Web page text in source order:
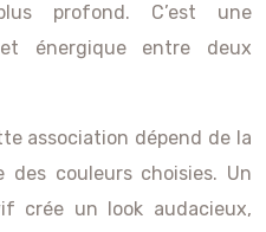
profond. C’est une
énergique entre deux
association dépend de la
couleurs choisies. Un
crée un look audacieux,